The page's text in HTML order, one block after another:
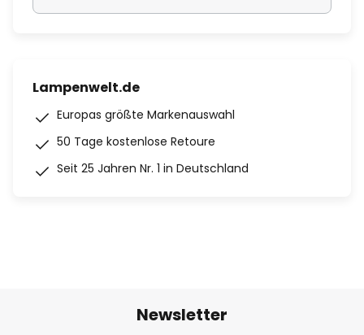
Lampenwelt.de
Europas größte Markenauswahl
50 Tage kostenlose Retoure
Seit 25 Jahren Nr. 1 in Deutschland
Newsletter